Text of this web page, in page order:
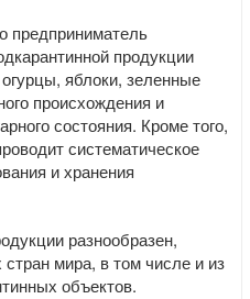
предприниматель
продукции
яблоки, зеленные
происхождения и
состояния. Кроме того,
систематическое
и хранения
разнообразен,
мира, в том числе и из
объектов.